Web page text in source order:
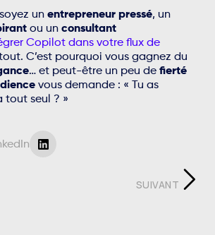
un entrepreneur pressé, un
ou un consultant
Copilot dans votre flux de
C’est pourquoi vous gagnez du
… et peut-être un peu de fierté
vous demande : « Tu as
tout seul ? »
SUIVANT